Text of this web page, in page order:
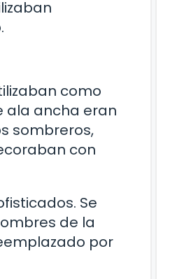
como
ala ancha eran
sombreros,
con
Se
de la
por